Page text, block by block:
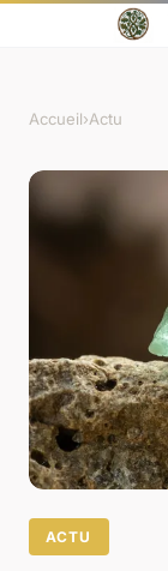
Accueil›Actu
ACTU